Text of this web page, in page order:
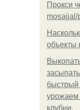
Прокси
mosajjal/
объекты
быстрый
урожаем
клубни.